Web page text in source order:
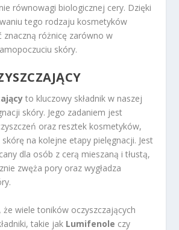
równowagi biologicznej cery. Dzięki
tego rodzaju kosmetyków
znaczną różnicę zarówno w
skóry.
to kluczowy składnik w naszej
skóry. Jego zadaniem jest
oraz resztek kosmetyków,
na kolejne etapy pielęgnacji. Jest
dla osób z cerą mieszaną i tłustą,
zwęża pory oraz wygładza
że wiele toników oczyszczających
takie jak Lumifenole czy